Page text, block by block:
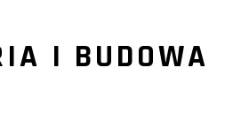
I BUDOWA